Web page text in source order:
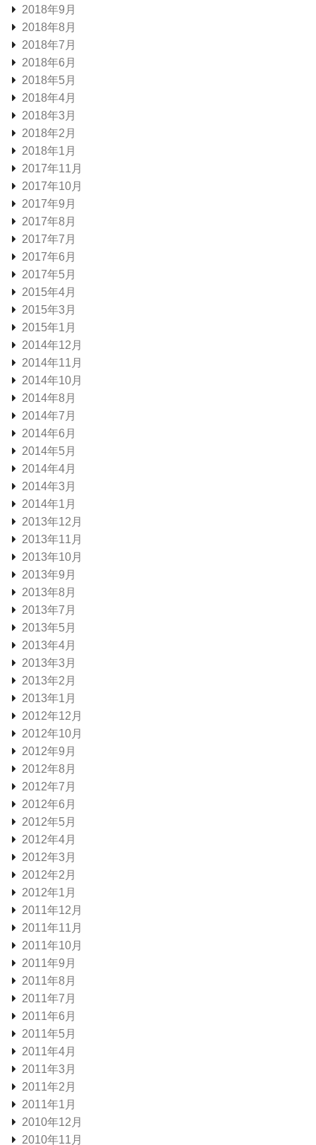
2018年9月
2018年8月
2018年7月
2018年6月
2018年5月
2018年4月
2018年3月
2018年2月
2018年1月
2017年11月
2017年10月
2017年9月
2017年8月
2017年7月
2017年6月
2017年5月
2015年4月
2015年3月
2015年1月
2014年12月
2014年11月
2014年10月
2014年8月
2014年7月
2014年6月
2014年5月
2014年4月
2014年3月
2014年1月
2013年12月
2013年11月
2013年10月
2013年9月
2013年8月
2013年7月
2013年5月
2013年4月
2013年3月
2013年2月
2013年1月
2012年12月
2012年10月
2012年9月
2012年8月
2012年7月
2012年6月
2012年5月
2012年4月
2012年3月
2012年2月
2012年1月
2011年12月
2011年11月
2011年10月
2011年9月
2011年8月
2011年7月
2011年6月
2011年5月
2011年4月
2011年3月
2011年2月
2011年1月
2010年12月
2010年11月